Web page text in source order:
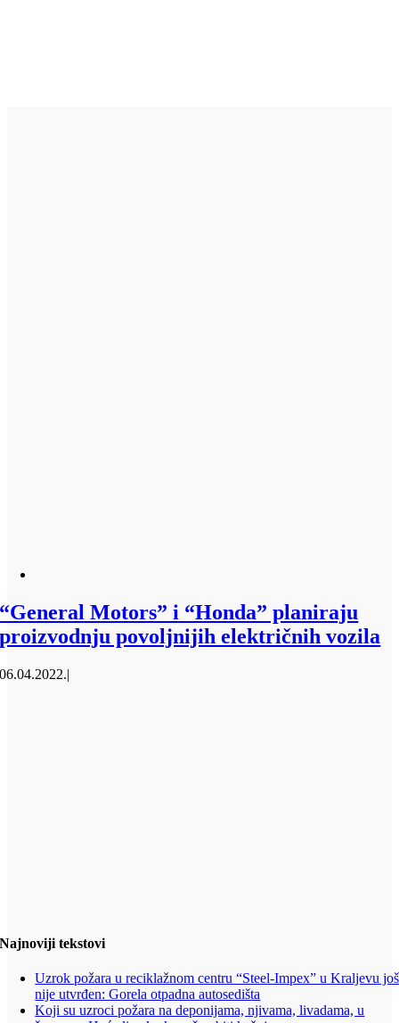
“General Motors” i “Honda” planiraju
proizvodnju povoljnijih električnih vozila
06.04.2022.|
Najnoviji tekstovi
Uzrok požara u reciklažnom centru “Steel-Impex” u Kraljevu još
nije utvrđen: Gorela otpadna autosedišta
Koji su uzroci požara na deponijama, njivama, livadama, u